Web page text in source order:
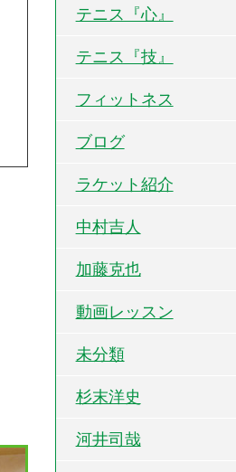
テニス『心』
テニス『技』
フィットネス
ブログ
ラケット紹介
中村吉人
加藤克也
動画レッスン
未分類
杉末洋史
河井司哉